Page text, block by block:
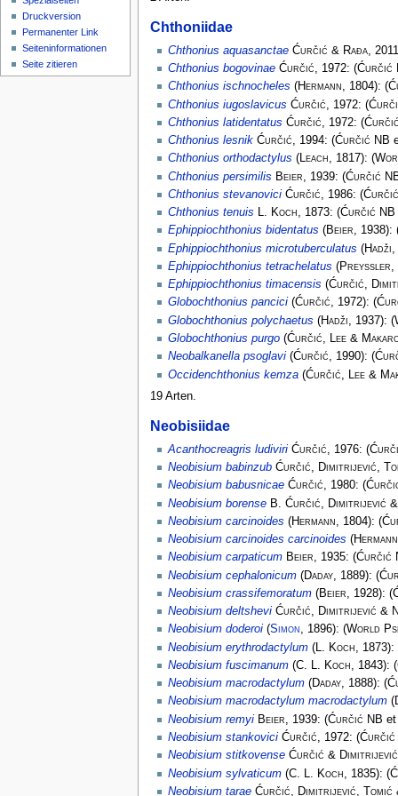
Chthoniidae
Chthonius aquasanctae Ćurčić & Rađa,
Chthonius bogovinae Ćurčić, 1972: (Ćurčić
Chthonius ischnocheles (Hermann, 1804): (
Chthonius iugoslavicus Ćurčić , 1972: (
Chthonius latidentatus Ćurčić, 1972: (
Chthonius lesnik Ćurčić, 1994: (Ćurčić NB
Chthonius orthodactylus (Leach, 1817): (
Chthonius persimilis Beier , 1939: (Ćurčić
Chthonius stevanovici Ćurčić, 1986: (
Chthonius tenuis L. Koch, 1873: (Ćurčić NB
Ephippiochthonius bidentatus (Beier, 1938):
Ephippiochthonius microtuberculatus (Hadži
Ephippiochthonius tetrachelatus (Preyssler,
Ephippiochthonius timacensis (Ćurčić,
Globochthonius pancici(Ćurčić, 1972): (
Globochthonius polychaetus (Hadži , 1937): (
Globochthonius purgo(Ćurčić, Lee &
Neobalkanella psoglavi(Ćurčić, 1990): (
Occidenchthonius kemza(Ćurčić, Lee &
19 Arten.
Neobisiidae
Acanthocreagris ludiviri Ćurčić , 1976: (
Neobisium babinzub Ćurčić, Dimitrijević,
Neobisium babusnicae Ćurčić, 1980: (
Neobisium borense B. Ćurčić, Dimitrijević
Neobisium carcinoides (Hermann , 1804): (
Neobisium carcinoides carcinoides (Hermann
Neobisium carpaticum Beier, 1935: (Ćurčić
Neobisium cephalonicum(Daday, 1889): (
Neobisium crassifemoratum(Beier, 1928): (
Neobisium deltshevi Ćurčić, Dimitrijević &
Neobisium doderoi(Simon, 1896): (World
Neobisium erythrodactylum(L. Koch , 1873):
Neobisium fuscimanum(C. L. Koch, 1843): (
Neobisium macrodactylum(Daday, 1888): (
Neobisium macrodactylum macrodactylum(
Neobisium remyi Beier , 1939: (Ćurčić NB et
Neobisium stankovici Ćurčić, 1972: (Ćurčić
Neobisium stitkovense Ćurčić & Dimitrijević
Neobisium sylvaticum(C. L. Koch , 1835): (
Neobisium tarae Ćurčić, Dimitrijević, Tomić
Druckversion
Permanenter Link
Seiten­­informationen
Seite zitieren